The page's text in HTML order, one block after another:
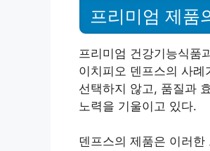
프리미엄 제품
프리미엄 건강기능식품
이치피오 덴프스의 사
선택하지 않고, 품질과
노력을 기울이고 있다.
덴프스의 제품은 이러